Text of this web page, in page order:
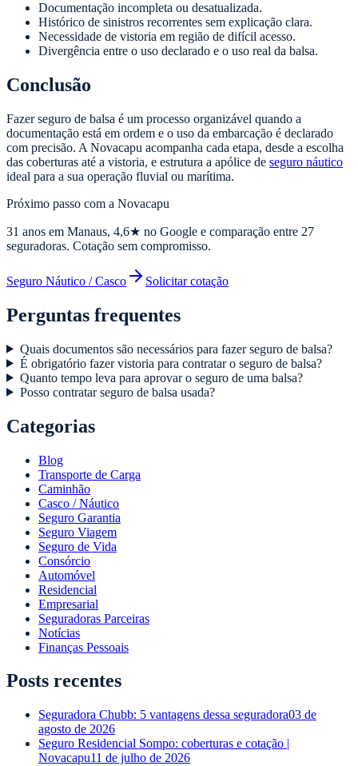
Documentação incompleta ou desatualizada.
Histórico de sinistros recorrentes sem explicação clara.
Necessidade de vistoria em região de difícil acesso.
Divergência entre o uso declarado e o uso real da balsa.
Conclusão
Fazer seguro de balsa é um processo organizável quando a
documentação está em ordem e o uso da embarcação é declarado
com precisão. A Novacapu acompanha cada etapa, desde a escolha
das coberturas até a vistoria, e estrutura a apólice de seguro náutico
ideal para a sua operação fluvial ou marítima.
Próximo passo com a Novacapu
31 anos em Manaus, 4,6★ no Google e comparação entre 27
seguradoras. Cotação sem compromisso.
Seguro Náutico / Casco Solicitar cotação
Perguntas frequentes
Quais documentos são necessários para fazer seguro de balsa?
É obrigatório fazer vistoria para contratar o seguro de balsa?
Quanto tempo leva para aprovar o seguro de uma balsa?
Posso contratar seguro de balsa usada?
Categorias
Blog
Transporte de Carga
Caminhão
Casco / Náutico
Seguro Garantia
Seguro Viagem
Seguro de Vida
Consórcio
Automóvel
Residencial
Empresarial
Seguradoras Parceiras
Notícias
Finanças Pessoais
Posts recentes
Seguradora Chubb: 5 vantagens dessa seguradora03 de
agosto de 2026
Seguro Residencial Sompo: coberturas e cotação |
Novacapu11 de julho de 2026